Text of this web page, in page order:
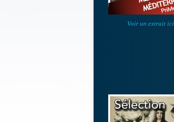
Voir un extrait ici